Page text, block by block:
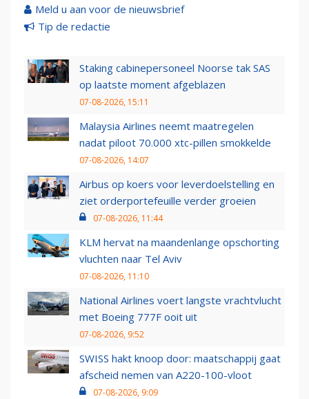
Meld u aan voor de nieuwsbrief
Tip de redactie
Staking cabinepersoneel Noorse tak SAS
op laatste moment afgeblazen
07-08-2026, 15:11
Malaysia Airlines neemt maatregelen
nadat piloot 70.000 xtc-pillen smokkelde
07-08-2026, 14:07
Airbus op koers voor leverdoelstelling en
ziet orderportefeuille verder groeien
07-08-2026, 11:44
KLM hervat na maandenlange opschorting
vluchten naar Tel Aviv
07-08-2026, 11:10
National Airlines voert langste vrachtvlucht
met Boeing 777F ooit uit
07-08-2026, 9:52
SWISS hakt knoop door: maatschappij gaat
afscheid nemen van A220-100-vloot
07-08-2026, 9:09